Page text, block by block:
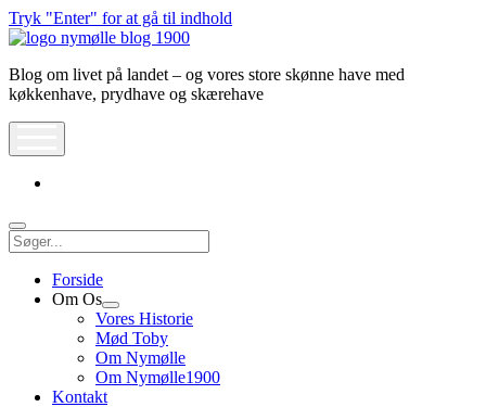
Tryk "Enter" for at gå til indhold
Nymølle1900
Blog om livet på landet – og vores store skønne have med
køkkenhave, prydhave og skærehave
Søg
Forside
Om Os
Åbn
dropdown
meny
Vores Historie
Mød Toby
Om Nymølle
Om Nymølle1900
Kontakt